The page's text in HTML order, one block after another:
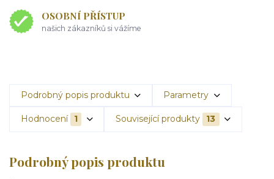
OSOBNÍ PŘÍSTUP
našich zákazníků si vážíme
Podrobný popis produktu Parametry
Hodnocení 1 Související produkty 13
Podrobný popis produktu